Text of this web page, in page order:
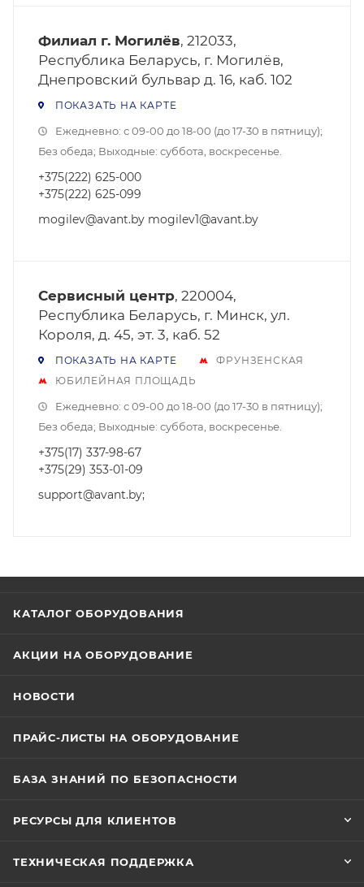
Филиал г. Могилёв, 212033,
Республика Беларусь, г. Могилёв,
Днепровский бульвар д. 16, каб. 102
ПОКАЗАТЬ НА КАРТЕ
Ежедневно: с 09-00 до 18-00 (до 17-30 в пятницу);
Без обеда; Выходные: суббота, воскресенье.
+375(222) 625-000
+375(222) 625-099
mogilev@avant.by mogilev1@avant.by
Сервисный центр, 220004,
Республика Беларусь, г. Минск, ул.
Короля, д. 45, эт. 3, каб. 52
ПОКАЗАТЬ НА КАРТЕ
ФРУНЗЕНСКАЯ
ЮБИЛЕЙНАЯ ПЛОЩАДЬ
Ежедневно: с 09-00 до 18-00 (до 17-30 в пятницу);
Без обеда; Выходные: суббота, воскресенье.
+375(17) 337-98-67
+375(29) 353-01-09
support@avant.by;
КАТАЛОГ ОБОРУДОВАНИЯ
АКЦИИ НА ОБОРУДОВАНИЕ
НОВОСТИ
ПРАЙС-ЛИСТЫ НА ОБОРУДОВАНИЕ
БАЗА ЗНАНИЙ ПО БЕЗОПАСНОСТИ
РЕСУРСЫ ДЛЯ КЛИЕНТОВ
ТЕХНИЧЕСКАЯ ПОДДЕРЖКА